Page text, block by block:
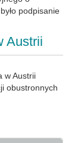
podpisanie
Austrii
w Austrii
obustronnych